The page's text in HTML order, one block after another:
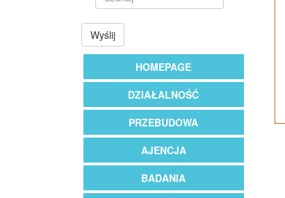
Wyślij
HOMEPAGE
DZIAŁALNOŚĆ
PRZEBUDOWA
AJENCJA
BADANIA